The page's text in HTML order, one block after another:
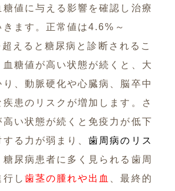
値に与える影響を確認し治療
ます。正常値は4.6% ～
超えると糖尿病と診断されるこ
血糖値が高い状態が続くと、大
り、動脈硬化や心臓病、脳卒中
患のリスクが増加します。さ
高い状態が続くと免疫力が低下
する力が弱まり、歯周病のリス
糖尿病患者に多く見られる歯周
し 歯茎の腫れや出血
、最終的